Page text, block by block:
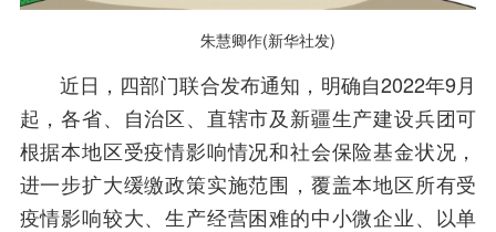
朱慧卿作(新华社发)
近日，四部门联合发布通知，明确自2022年9月
起，各省、自治区、直辖市及新疆生产建设兵团可
根据本地区受疫情影响情况和社会保险基金状况，
进一步扩大缓缴政策实施范围，覆盖本地区所有受
疫情影响较大、生产经营困难的中小微企业、以单